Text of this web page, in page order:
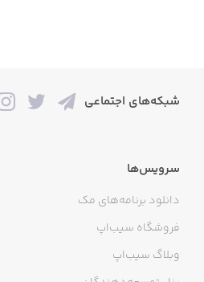
شبکه‌های اجتماعی
سرویس‌ها
دانلود برنامه‌های مک
فروشگاه سیب‌اپ
وبلاگ سیب‌اپ